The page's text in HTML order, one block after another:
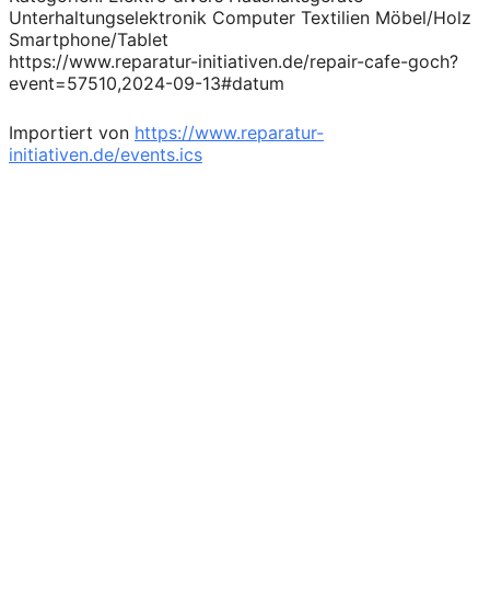
Unterhaltungselektronik Computer Textilien Möbel/Holz
Smartphone/Tablet
https://www.reparatur-initiativen.de/repair-cafe-goch?
event=57510,2024-09-13#datum
Importiert von https://www.reparatur-
initiativen.de/events.ics